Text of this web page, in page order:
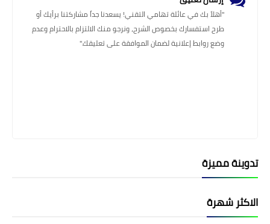
"أهلاً بك في عائلة تهامي التقني! يسعدنا جداً مشاركتنا برأيك أو
طرح استفسارك بخصوص الشرح، ونرجو منك الالتزام بالاحترام وعدم
وضع روابط إعلانية لضمان الموافقة على تعليقك."
تدوينة مميزة
الاكثر شهرة